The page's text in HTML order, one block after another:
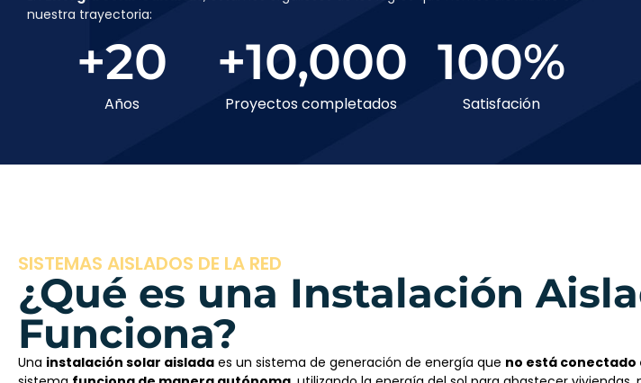
nuestra trayectoria:
Años
+20
Proyectos completados
+10,000
Satisfación
100%
SISTEMAS AISLADOS DE LA RED
¿Qué es una Instalación
Funciona?
Una instalación solar aislada es un sistema de generación de energía que no está